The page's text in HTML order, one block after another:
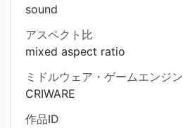
sound
アスペクト比
mixed aspect ratio
ミドルウェア・ゲームエンジン
CRIWARE
作品ID